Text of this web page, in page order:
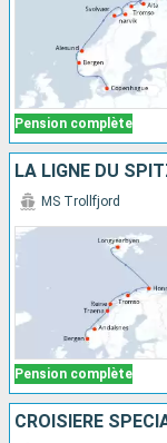
Pension complète
Pension complète
MS Trollfjord